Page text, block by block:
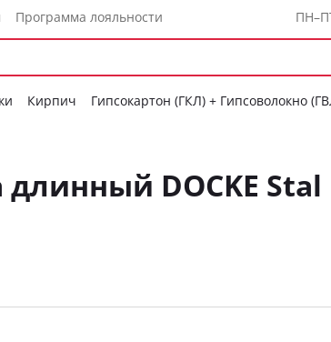
Программа лояльности
Кирпич Гипсокартон (ГКЛ) + Гипсоволокно
DOCKE